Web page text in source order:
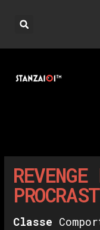
Classe